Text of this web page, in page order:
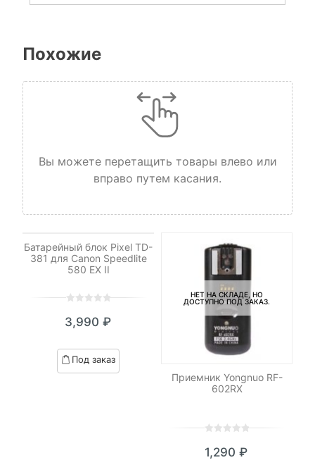
Похожие
Вы можете перетащить товары влево или
вправо путем касания.
Батарейный блок Pixel TD-
381 для Canon Speedlite
580 EX II
out
based
on
3,990 ₽
Под заказ
НЕТ НА СКЛАДЕ, НО
ДОСТУПНО ПОД ЗАКАЗ.
Приемник Yongnuo RF-
602RX
out
1,290 ₽